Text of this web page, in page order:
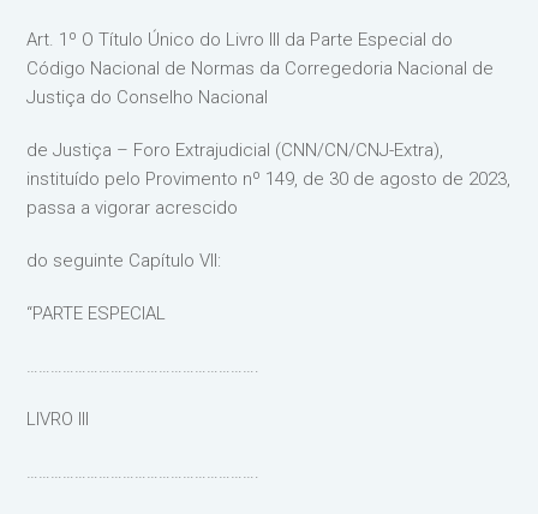
Art. 1º O Título Único do Livro III da Parte Especial do
Código Nacional de Normas da Corregedoria Nacional de
Justiça do Conselho Nacional
de Justiça – Foro Extrajudicial (CNN/CN/CNJ-Extra),
instituído pelo Provimento nº 149, de 30 de agosto de 2023,
passa a vigorar acrescido
do seguinte Capítulo VII:
“PARTE ESPECIAL
………………………………………………….
LIVRO III
………………………………………………….